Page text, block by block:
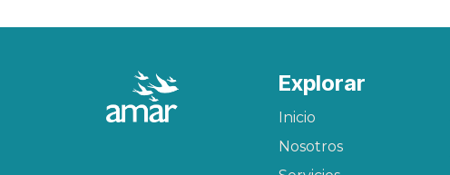
Explorar
Inicio
Nosotros